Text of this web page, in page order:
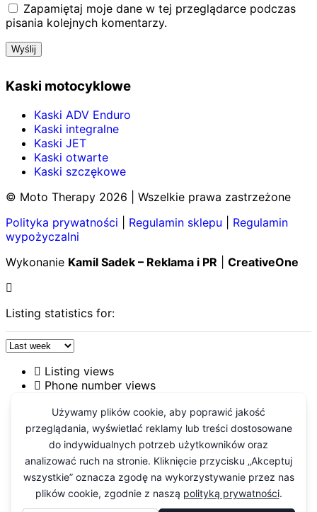
Zapamiętaj moje dane w tej przeglądarce podczas
pisania kolejnych komentarzy.
Kaski motocyklowe
Kaski ADV Enduro
Kaski integralne
Kaski JET
Kaski otwarte
Kaski szczękowe
© Moto Therapy 2026 | Wszelkie prawa zastrzeżone
Polityka prywatności
Regulamin sklepu
Regulamin
wypożyczalni
Wykonanie Kamil Sadek – Reklama i PR CreativeOne
Listing statistics for:
Listing views
Phone number views